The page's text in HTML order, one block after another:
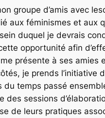
groupe d’amis avec
aux féminismes et aux
duquel je devrais
opportunité afin
présente à ses
je prends
du temps passé
des sessions
de leurs pratiques